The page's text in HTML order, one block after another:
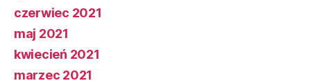
czerwiec 2021
maj 2021
kwiecień 2021
marzec 2021